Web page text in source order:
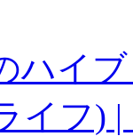
ハイ
イフ)